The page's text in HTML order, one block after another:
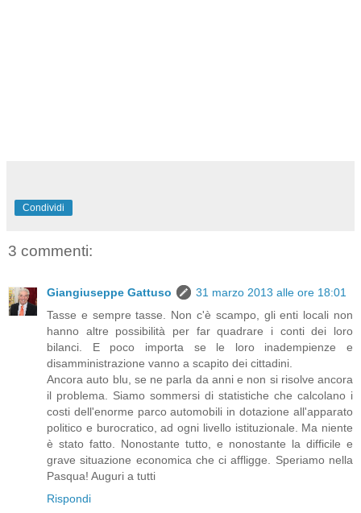
Condividi
3 commenti:
Giangiuseppe Gattuso
31 marzo 2013 alle ore 18:01
Tasse e sempre tasse. Non c'è scampo, gli enti locali non
hanno altre possibilità per far quadrare i conti dei loro
bilanci. E poco importa se le loro inadempienze e
disamministrazione vanno a scapito dei cittadini.
Ancora auto blu, se ne parla da anni e non si risolve ancora
il problema. Siamo sommersi di statistiche che calcolano i
costi dell'enorme parco automobili in dotazione all'apparato
politico e burocratico, ad ogni livello istituzionale. Ma niente
è stato fatto. Nonostante tutto, e nonostante la difficile e
grave situazione economica che ci affligge. Speriamo nella
Pasqua! Auguri a tutti
Rispondi